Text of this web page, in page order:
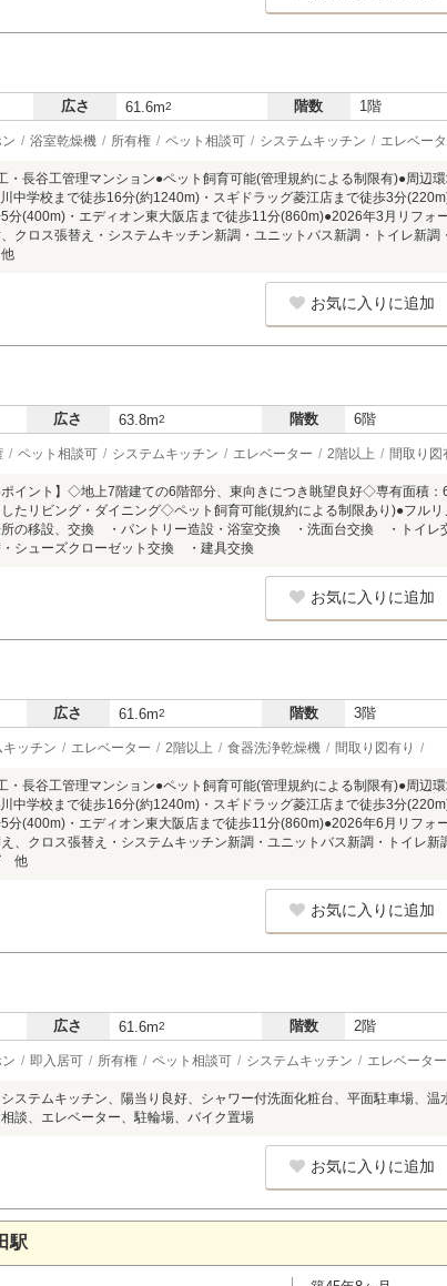
広さ 61.6m2 階数 1階
浴室乾燥機 所有権 ペット相談可 システムキッチン エレベー
・長谷工管理マンション●ペット飼育可能(管理規約による制限有)●周辺
中学校まで徒歩16分(約1240m)・スギドラッグ菱江店まで徒歩3分
分(400m)・エディオン東大阪店まで徒歩11分(860m)●2026年3月リフォ
クロス張替え・システムキッチン新調・ユニットバス新調・トイレ新調
お気に入りに追加
広さ 63.8m2 階数 6階
ペット相談可 システムキッチン エレベーター 2階以上 間取り図
ポイント】◇地上7階建ての6階部分、東向きにつき眺望良好◇専有面積
たリビング・ダイニング◇ペット飼育可能(規約による制限あり)●フルリ
所の移設、交換 ・パントリー造設・浴室交換 ・洗面台交換 ・トイレ
・シューズクローゼット交換 ・建具交換
お気に入りに追加
広さ 61.6m2 階数 3階
キッチン エレベーター 2階以上 食器洗浄乾燥機 間取り図有り
・長谷工管理マンション●ペット飼育可能(管理規約による制限有)●周辺
中学校まで徒歩16分(約1240m)・スギドラッグ菱江店まで徒歩3分
分(400m)・エディオン東大阪店まで徒歩11分(860m)●2026年6月リフォ
、クロス張替え・システムキッチン新調・ユニットバス新調・トイレ
他
お気に入りに追加
広さ 61.6m2 階数 2階
即入居可 所有権 ペット相談可 システムキッチン エレベーター
ステムキッチン、陽当り良好、シャワー付洗面化粧台、平面駐車場、
談、エレベーター、駐輪場、バイク置場
お気に入りに追加
駅